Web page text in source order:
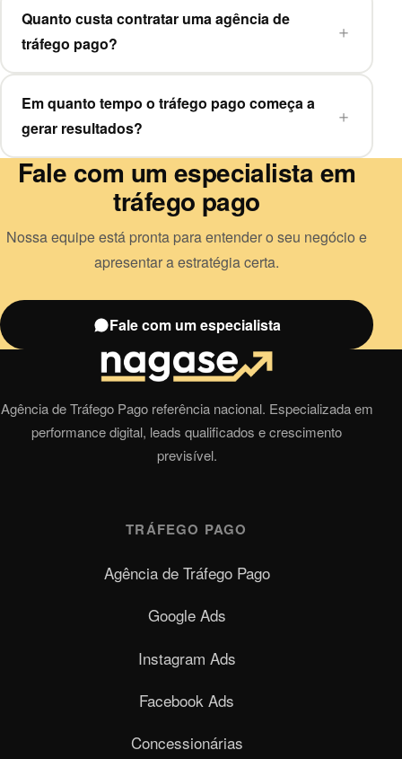
Quanto custa contratar uma agência de
tráfego pago?
Em quanto tempo o tráfego pago começa a
gerar resultados?
Fale com um especialista em
tráfego pago
Nossa equipe está pronta para entender o seu negócio e
apresentar a estratégia certa.
Fale com um especialista
Agência de Tráfego Pago referência nacional. Especializada em
performance digital, leads qualificados e crescimento
previsível.
TRÁFEGO PAGO
Agência de Tráfego Pago
Google Ads
Instagram Ads
Facebook Ads
Concessionárias